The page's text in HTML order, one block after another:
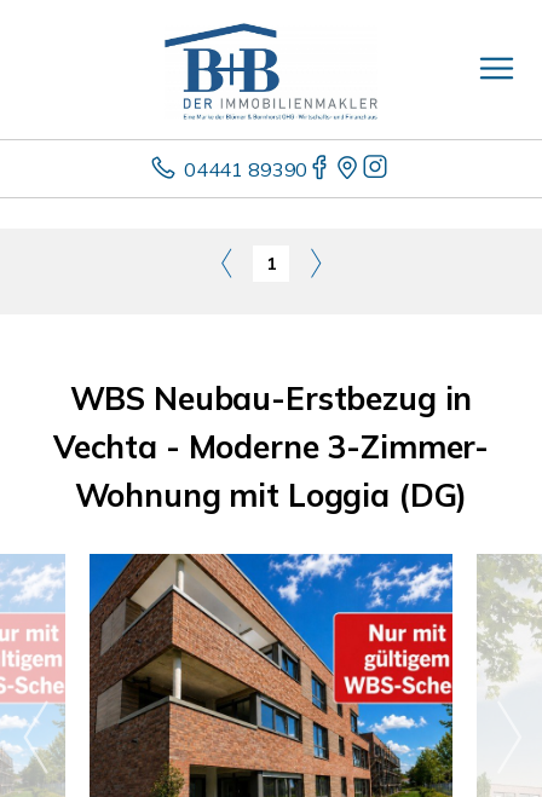
04441 89390
1
WBS Neubau-Erstbezug in
Vechta - Moderne 3-Zimmer-
Wohnung mit Loggia (DG)